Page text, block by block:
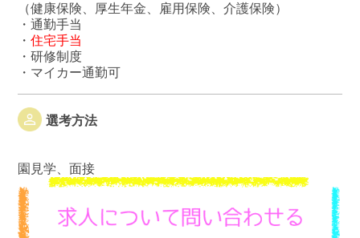
（健康保険、厚生年金、雇用保険、介護保険）
・通勤手当
・ 住宅手当
・研修制度
・マイカー通勤可
選考方法
園見学、面接